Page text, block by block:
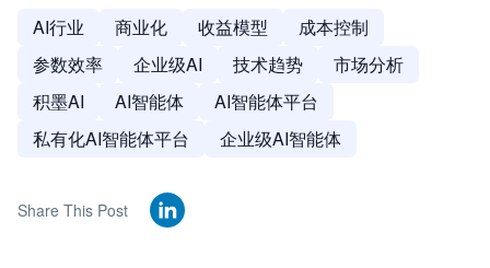
AI行业 商业化 收益模型
成本控制
参数效率
企业级AI 技术趋势
市场分析
积墨AI
AI智能体
AI智能体平台
私有化AI智能体平台
企业级AI智能体
Share This Post